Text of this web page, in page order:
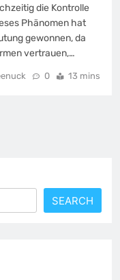
die Kontrolle
Phänomen hat
gewonnen, da
vertrauen,…
0 13 mins
SEARCH